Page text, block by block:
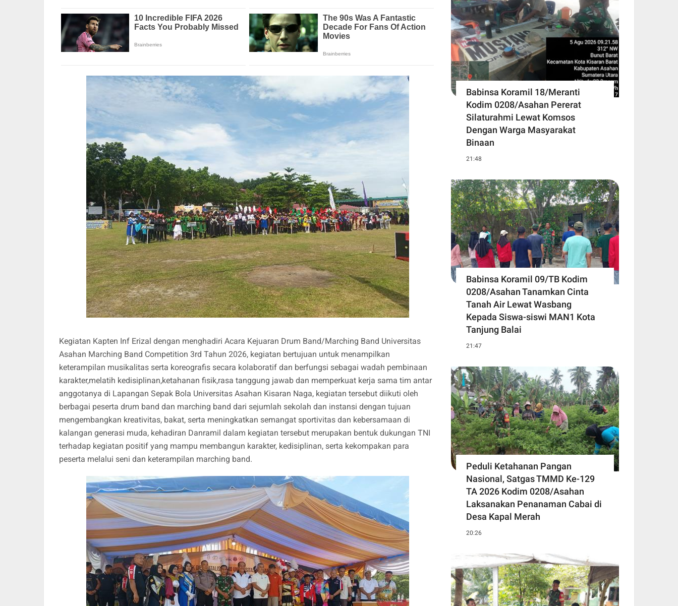
Kegiatan Kapten Inf Erizal dengan menghadiri Acara Kejuaran Drum Band/Marching Band Universitas
Asahan Marching Band Competition 3rd Tahun 2026, kegiatan bertujuan untuk menampilkan
keterampilan musikalitas serta koreografis secara kolaboratif dan berfungsi sebagai wadah pembinaan
karakter,melatih kedisiplinan,ketahanan fisik,rasa tanggung jawab dan memperkuat kerja sama tim antar
anggotanya di Lapangan Sepak Bola Universitas Asahan Kisaran Naga, kegiatan tersebut diikuti oleh
berbagai peserta drum band dan marching band dari sejumlah sekolah dan instansi dengan tujuan
mengembangkan kreativitas, bakat, serta meningkatkan semangat sportivitas dan kebersamaan di
kalangan generasi muda, kehadiran Danramil dalam kegiatan tersebut merupakan bentuk dukungan TNI
terhadap kegiatan positif yang mampu membangun karakter, kedisiplinan, serta kekompakan para
peserta melalui seni dan keterampilan marching band.
Babinsa Koramil 18/Meranti
Kodim 0208/Asahan Pererat
Silaturahmi Lewat Komsos
Dengan Warga Masyarakat
Binaan
21:48
Babinsa Koramil 09/TB Kodim
0208/Asahan Tanamkan Cinta
Tanah Air Lewat Wasbang
Kepada Siswa-siswi MAN1 Kota
Tanjung Balai
21:47
Peduli Ketahanan Pangan
Nasional, Satgas TMMD Ke-129
TA 2026 Kodim 0208/Asahan
Laksanakan Penanaman Cabai di
Desa Kapal Merah
20:26